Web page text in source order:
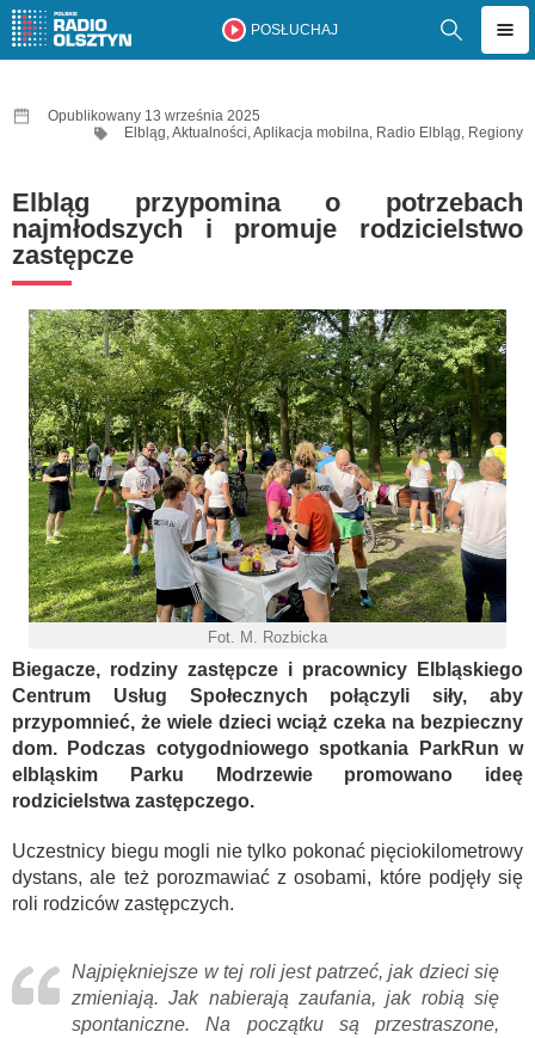
POSŁUCHAJ
Opublikowany 13 września 2025
Elbląg,Aktualności,Aplikacja mobilna, Radio Elbląg, Regiony
Elbląg przypomina o potrzebach
najmłodszych i promuje rodzicielstwo
zastępcze
Fot. M. Rozbicka
Biegacze, rodziny zastępcze i pracownicy Elbląskiego
Centrum Usług Społecznych połączyli siły, aby
przypomnieć, że wiele dzieci wciąż czeka na bezpieczny
dom. Podczas cotygodniowego spotkania ParkRun w
elbląskim Parku Modrzewie promowano ideę
rodzicielstwa zastępczego.
Uczestnicy biegu mogli nie tylko pokonać pięciokilometrowy
dystans, ale też porozmawiać z osobami, które podjęły się
roli rodziców zastępczych.
Najpiękniejsze w tej roli jest patrzeć, jak dzieci się
zmieniają. Jak nabierają zaufania, jak robią się
spontaniczne. Na początku są przestraszone,